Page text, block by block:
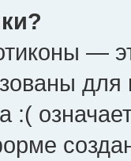
—
:(